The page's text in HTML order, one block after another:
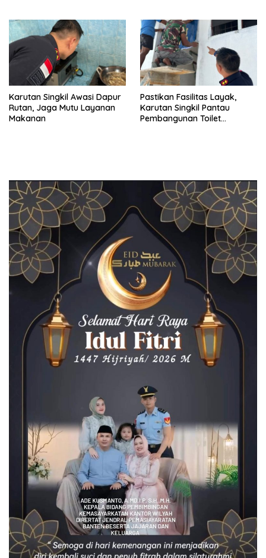
Karutan Singkil Awasi Dapur
Rutan, Jaga Mutu Layanan
Makanan
Pastikan Fasilitas Layak,
Karutan Singkil Pantau
Pembangunan Toilet